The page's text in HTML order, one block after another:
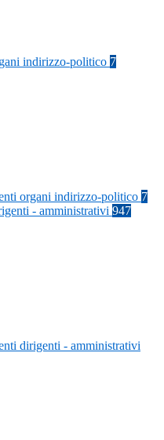
indirizzo-politico 7
organi indirizzo-politico 7
- amministrativi 947
dirigenti - amministrativi